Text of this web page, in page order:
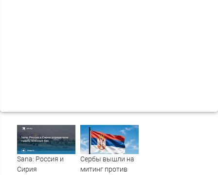
Sana: Россия и
Сирия
Сербы вышли на
митинг против